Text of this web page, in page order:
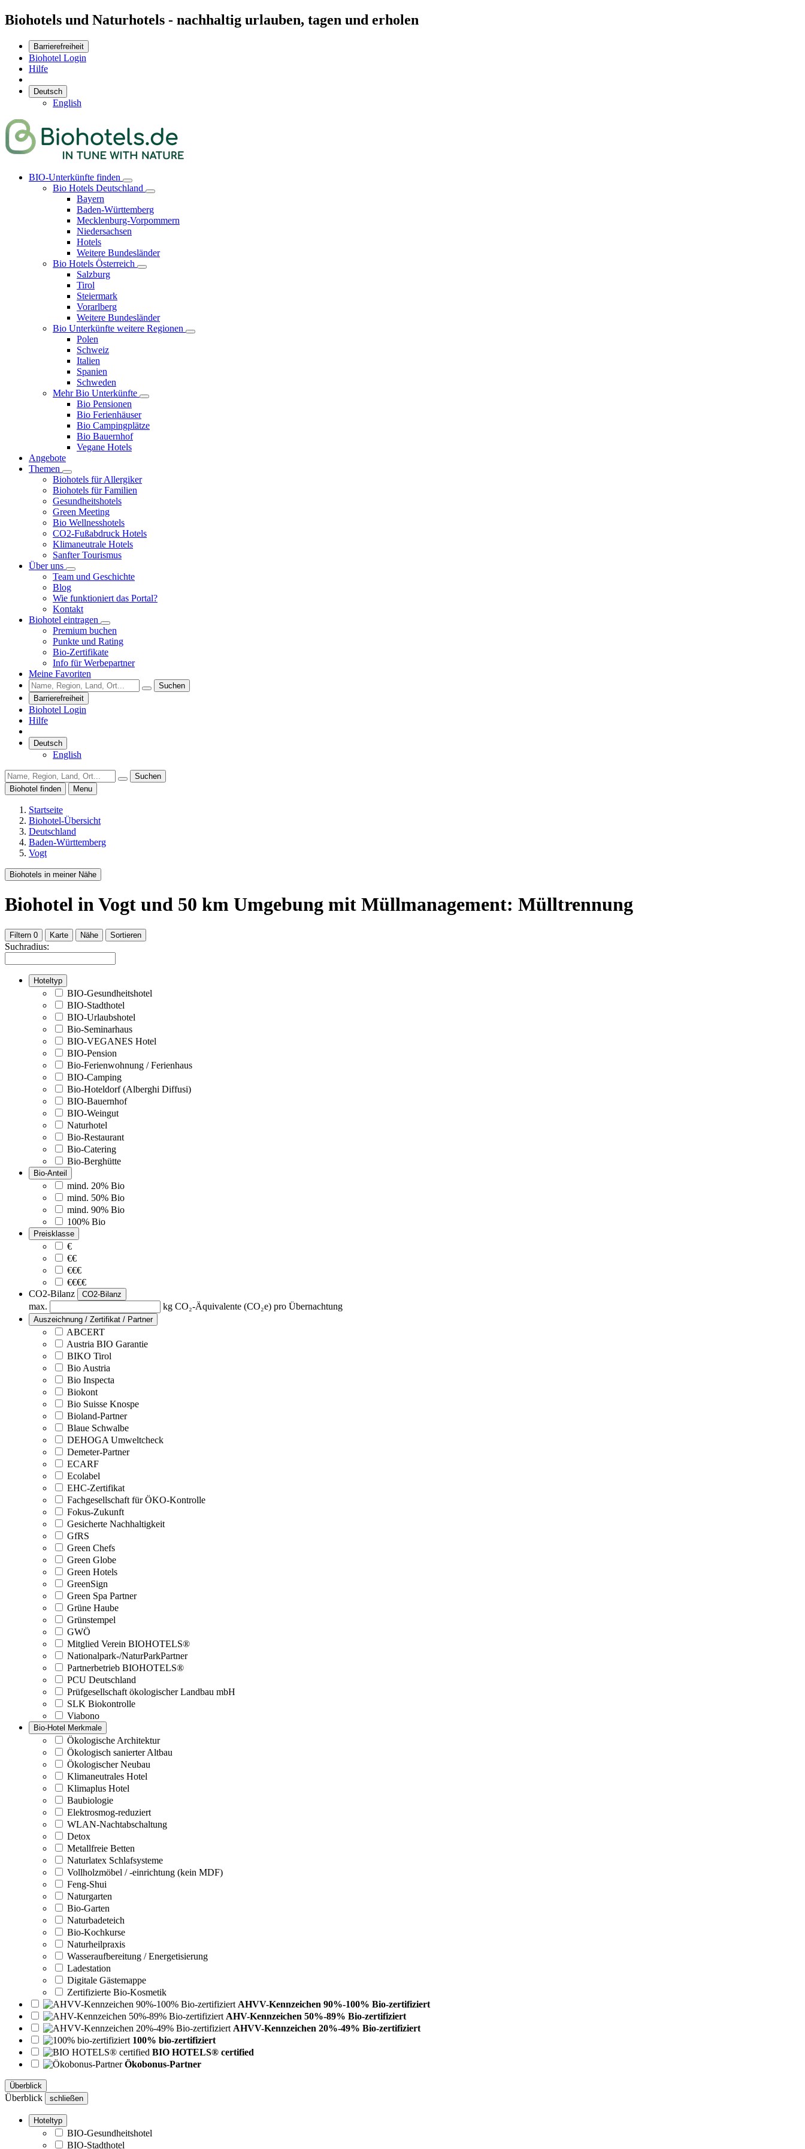
Biohotels und Naturhotels - nachhaltig urlauben, tagen und erholen
Barrierefreiheit
Biohotel Login
Hilfe
Deutsch
English
BIO-Unterkünfte finden
Bio Hotels Deutschland
Bayern
Baden-Württemberg
Mecklenburg-Vorpommern
Niedersachsen
Hotels
Weitere Bundesländer
Bio Hotels Österreich
Salzburg
Tirol
Steiermark
Vorarlberg
Weitere Bundesländer
Bio Unterkünfte weitere Regionen
Polen
Schweiz
Italien
Spanien
Schweden
Mehr Bio Unterkünfte
Bio Pensionen
Bio Ferienhäuser
Bio Campingplätze
Bio Bauernhof
Vegane Hotels
Angebote
Themen
Biohotels für Allergiker
Biohotels für Familien
Gesundheitshotels
Green Meeting
Bio Wellnesshotels
CO2-Fußabdruck Hotels
Klimaneutrale Hotels
Sanfter Tourismus
Über uns
Team und Geschichte
Blog
Wie funktioniert das Portal?
Kontakt
Biohotel eintragen
Premium buchen
Punkte und Rating
Bio-Zertifikate
Info für Werbepartner
Meine Favoriten
Suchen
Barrierefreiheit
Biohotel Login
Hilfe
Deutsch
English
Suchen
Biohotel finden
Menu
Startseite
Biohotel-Übersicht
Deutschland
Baden-Württemberg
Vogt
Biohotels in meiner Nähe
Biohotel in Vogt und 50 km Umgebung mit Müllmanagement: Mülltrennung
Filtern 0 Karte Nähe Sortieren
Suchradius:
Hoteltyp
BIO-Gesundheitshotel
BIO-Stadthotel
BIO-Urlaubshotel
Bio-Seminarhaus
BIO-VEGANES Hotel
BIO-Pension
Bio-Ferienwohnung / Ferienhaus
BIO-Camping
Bio-Hoteldorf (Alberghi Diffusi)
BIO-Bauernhof
BIO-Weingut
Naturhotel
Bio-Restaurant
Bio-Catering
Bio-Berghütte
Bio-Anteil
mind. 20% Bio
mind. 50% Bio
mind. 90% Bio
100% Bio
Preisklasse
€
€€
€€€
€€€€
CO2-Bilanz
CO2-Bilanz
max. kg CO₂-Äquivalente (CO₂e) pro Übernachtung
Auszeichnung / Zertifikat / Partner
ABCERT
Austria BIO Garantie
BIKO Tirol
Bio Austria
Bio Inspecta
Biokont
Bio Suisse Knospe
Bioland-Partner
Blaue Schwalbe
DEHOGA Umweltcheck
Demeter-Partner
ECARF
Ecolabel
EHC-Zertifikat
Fachgesellschaft für ÖKO-Kontrolle
Fokus-Zukunft
Gesicherte Nachhaltigkeit
GfRS
Green Chefs
Green Globe
Green Hotels
GreenSign
Green Spa Partner
Grüne Haube
Grünstempel
GWÖ
Mitglied Verein BIOHOTELS®
Nationalpark-/NaturParkPartner
Partnerbetrieb BIOHOTELS®
PCU Deutschland
Prüfgesellschaft ökologischer Landbau mbH
SLK Biokontrolle
Viabono
Bio-Hotel Merkmale
Ökologische Architektur
Ökologisch sanierter Altbau
Ökologischer Neubau
Klimaneutrales Hotel
Klimaplus Hotel
Baubiologie
Elektrosmog-reduziert
WLAN-Nachtabschaltung
Detox
Metallfreie Betten
Naturlatex Schlafsysteme
Vollholzmöbel / -einrichtung (kein MDF)
Feng-Shui
Naturgarten
Bio-Garten
Naturbadeteich
Bio-Kochkurse
Naturheilpraxis
Wasseraufbereitung / Energetisierung
Ladestation
Digitale Gästemappe
Zertifizierte Bio-Kosmetik
AHVV-Kennzeichen 90%-100% Bio-zertifiziert
AHV-Kennzeichen 50%-89% Bio-zertifiziert
AHVV-Kennzeichen 20%-49% Bio-zertifiziert
100% bio-zertifiziert
BIO HOTELS® certified
Ökobonus-Partner
Überblick
Überblick schließen
Hoteltyp
BIO-Gesundheitshotel
BIO-Stadthotel